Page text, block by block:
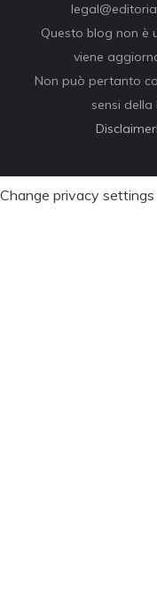
Questo blog non è
viene
Non può pertanto
sensi della
Disclaimer
Change privacy settings